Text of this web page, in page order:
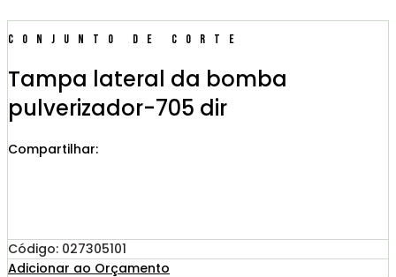
Conjunto de Corte
Tampa lateral da bomba
pulverizador-705 dir
Compartilhar:
Código: 027305101
Adicionar ao Orçamento